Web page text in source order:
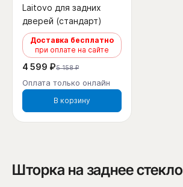
Laitovo для задних
дверей (стандарт)
Доставка бесплатно
при оплате на сайте
4 599 ₽5 158 ₽
Оплата только онлайн
В корзину
Шторка на заднее стекло